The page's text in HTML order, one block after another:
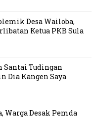
Desa Wailoba,
Ketua PKB Sula
Santai Tudingan
Dia Kangen Saya
Warga Desak Pemda